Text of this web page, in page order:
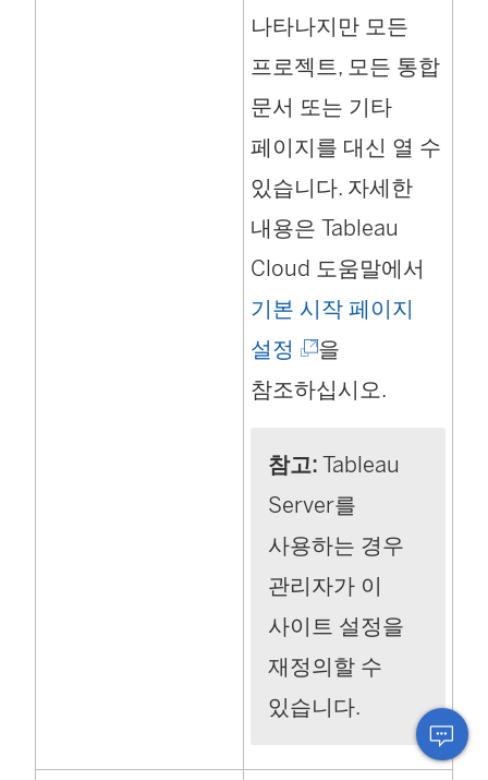
나타나지만 모든
프로젝트, 모든 통합
문서 또는 기타
페이지를 대신 열 수
있습니다. 자세한
내용은 Tableau
Cloud 도움말에서
기본 시작 페이지
설정 (
링
가
새
창
에
서
열
림
을
참조하십시오.
참고: Tableau
Server를
사용하는 경우
관리자가 이
사이트 설정을
재정의할 수
있습니다.